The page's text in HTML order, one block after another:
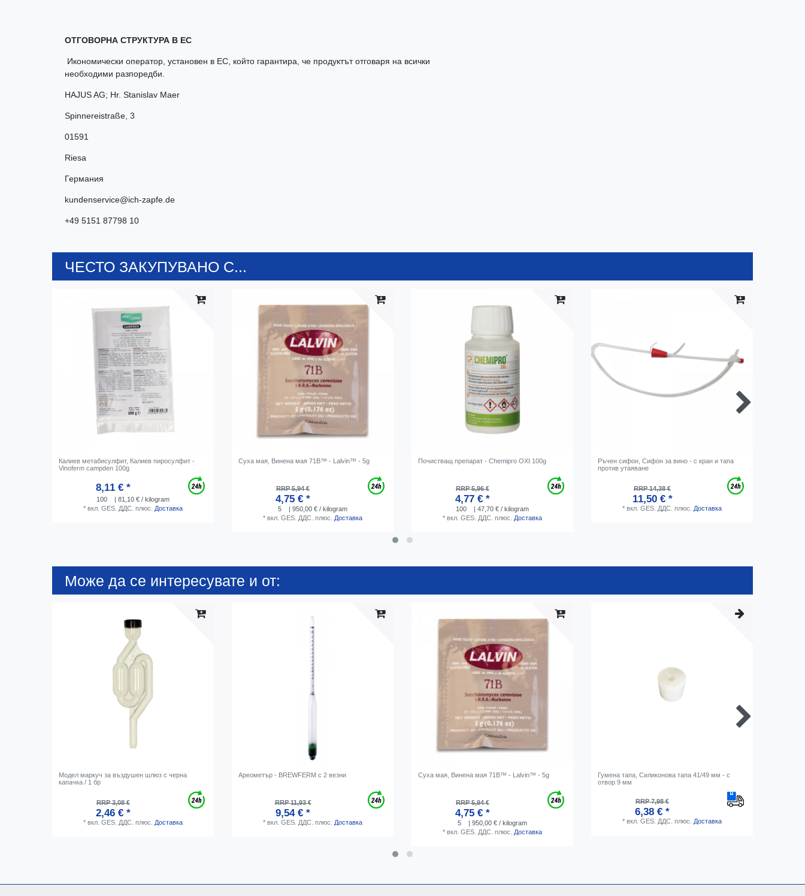
ОТГОВОРНА СТРУКТУРА В ЕС
Икономически оператор, установен в ЕС, който гарантира, че продуктът отговаря на всички
необходими разпоредби.
HAJUS AG; Hr. Stanislav Maer
Spinnereistraße 3
01591
Riesa
Германия
kundenservice@ich-zapfe.de
+49 5151 87798 10
ЧЕСТО ЗАКУПУВАНО С...
Калиев метабисулфит, Калиев пиросулфит -
Vinoferm campden 100g
8,11 € *
100
| 81,10 € / kilogram
* вкл. GES. ДДС. плюс. Доставка
Суха мая, Винена мая 71B™ - Lalvin™ - 5g
RRP 5,94 €
4,75 € *
5
| 950,00 € / kilogram
* вкл. GES. ДДС. плюс. Доставка
Почистващ препарат - Chemipro OXI 100g
RRP 5,96 €
4,77 € *
100
| 47,70 € / kilogram
* вкл. GES. ДДС. плюс. Доставка
Ръчен сифон, Сифон за вино - с кран и тапа
против утаяване
RRP 14,38 €
11,50 € *
* вкл. GES. ДДС. плюс. Доставка
Може да се интересувате и от:
Модел маркуч за въздушен шлюз с черна
капачка / 1 бр
RRP 3,08 €
2,46 € *
* вкл. GES. ДДС. плюс. Доставка
Ареометър - BREWFERM с 2 везни
RRP 11,93 €
9,54 € *
* вкл. GES. ДДС. плюс. Доставка
Суха мая, Винена мая 71B™ - Lalvin™ - 5g
RRP 5,94 €
4,75 € *
5
| 950,00 € / kilogram
* вкл. GES. ДДС. плюс. Доставка
Гумена тапа, Силиконова тапа 41/49 мм - с
отвор 9 мм
RRP 7,98 €
6,38 € *
* вкл. GES. ДДС. плюс. Доставка